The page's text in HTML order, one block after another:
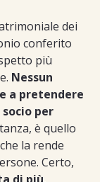
dei
conferito
più
Nessun
a pretendere
per
è quello
la rende
Certo,